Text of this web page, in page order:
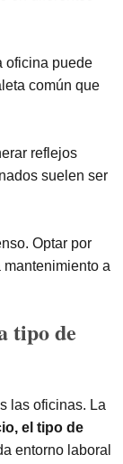
oficina puede
común que
reflejos
suelen ser
Optar por
a
tipo de
las oficinas. La
el tipo de
entorno laboral